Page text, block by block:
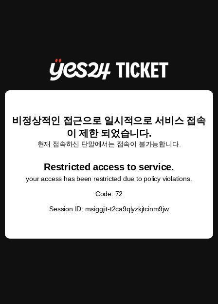
비정상적인 접근으로 일시적으로 서비스 접속
이 제한 되었습니다.
현재 접속하신 단말에서는 접속이 불가능합니다.
Restricted access to service.
your access has been restricted due to policy violations.
Code: 72
Session ID: msiggjit-t2ca9qlyzkjtcinm9jw